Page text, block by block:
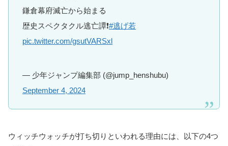
鎌倉幕府滅亡から始まる
歴史スペクタクル逃亡譚❗️#逃げ若
pic.twitter.com/gsutVARSxl
— 少年ジャンプ編集部 (@jump_henshubu)
September 4, 2024
ウィッチウォッチが打ち切りといわれる理由には、以下の4つ